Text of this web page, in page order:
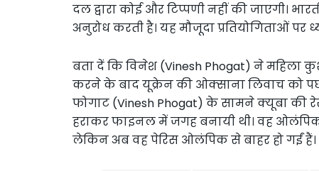
दल द्वारा कोई और टिप्पणी नहीं की जाएगी।
अनुरोध करती है। यह मौजूदा प्रतियोगिताओं पर
बता दें कि विनेश (Vinesh Phogat) ने महिला
करने के बाद यूक्रेन की ओक्साना लिवाच को
फोगाट (Vinesh Phogat) के सामने क्यूबा
हराकर फाइनल में जगह बनायी थी। वह
लेकिन अब वह पेरिस ओलंपिक से बाहर हो गईं हैं।